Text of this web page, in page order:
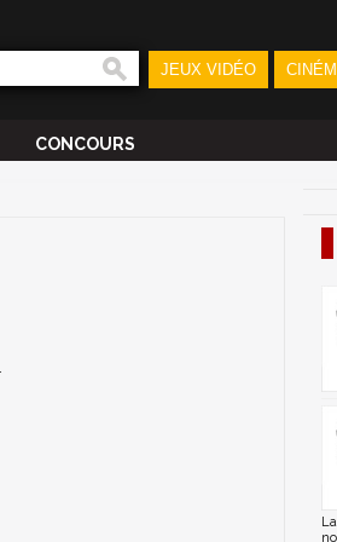
JEUX VIDÉO
CONCOURS